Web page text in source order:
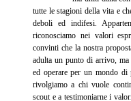
tutte le stagioni della vita e
deboli ed indifesi.
riconosciamo nei valori
convinti che la nostra
adulta un punto di arrivo, ma
ed operare per un mondo
rivolgiamo a chi vuole
scout e a testimoniarne i